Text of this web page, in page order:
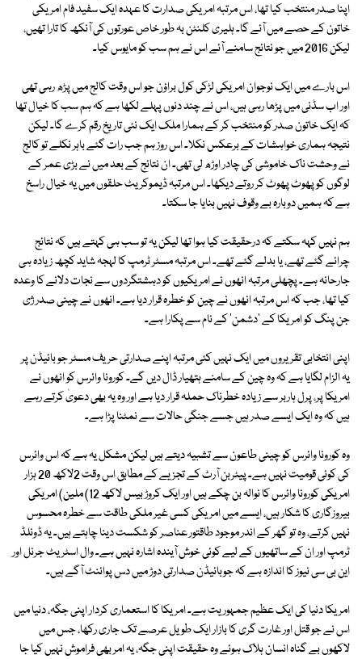
اپنا صدر منتخب کیا تھا، اس مرتبہ امریکی صدارت کا عہدہ ایک سفید فام امریکی
خاتون کے حصے میں آئے گا۔ ہلیری کلنٹن بہ طور خاص عورتوں کی آنکھ کا تارا تھیں،
لیکن 2016 میں جو نتائج سامنے آئے اس نے ہم سب کو مایوس کیا۔
اس بارے میں ایک نوجوان امریکی لڑکی کول براؤن جو اس وقت کالج میں پڑھ رہی تھی
اور اب سڈنی میں پڑھا رہی ہیں، اس نے چند دنوں پہلے لکھا ہے کہ ہم سب کا خیال تھا
کہ ایک خاتون صدر کو منتخب کر کے ہمارا ملک ایک نئی تاریخ رقم کرے گا۔ لیکن
نتیجہ ہماری خواہشات کے برعکس نکلا۔ اس روز ہم جب رات گئے باہر نکلے تو کالج
نے وحشت ناک خاموشی کی چادر اوڑھ لی تھی۔ ان نتائج کے بعد میں نے بڑی عمر کے
لوگوں کو پھوٹ پھوٹ کر روتے دیکھا۔ اس مرتبہ ڈیموکریٹ حلقوں میں یہ خیال راسخ
ہے کہ ہمیں دوبارہ بے وقوف نہیں بنایا جا سکتا۔
ہم نہیں کہہ سکتے کہ درحقیقت کیا ہوا تھا لیکن یہ تو سب ہی کہتے ہیں کہ نتائج
چرائے گئے تھے، یا بدلے گئے تھے۔ اس مرتبہ مسٹر ٹرمپ کا لہجہ شاید کچھ زیادہ ہی
جارحانہ ہے۔ پچھلی مرتبہ انھوں نے امریکیوں کو دہشتگردوں سے نجات دلانے کا وعدہ
کیا تھا، جب کہ اس مرتبہ انھوں نے چین کو خطرہ قرار دیا ہے۔ انھوں نے چینی صدر ژی
جن پنگ کو امریکا کے 'دشمن' کے نام سے پکارا ہے۔
اپنی انتخابی تقریروں میں ایک نہیں کئی مرتبہ اپنے صدارتی حریف مسٹر جو بائیڈن پر
یہ الزام لگایا ہے کہ وہ چین کے سامنے ہتھیار ڈال دیں گے۔ کورونا وائرس کو انھوں نے
امریکا پر، پرل ہاربر سے زیادہ خطرناک حملہ قرار دیا ہے اور وہ یہ بھی دعویٰ کرتے رہے
ہیں کہ وہ ایک ایسے صدر ہیں جسے جنگی حالات سے نمٹنا پڑا ہے۔
وہ کورونا وائرس کو چینی طاعون سے تشبیہ دیتے ہیں لیکن مشکل یہ ہے کہ اس وائرس
کی کوئی قومیت نہیں ہے۔ پیٹربن آرٹ کے تجزیے کے مطابق اس وقت 2لاکھ 20 ہزار
امریکی کورونا وائرس کا نوالہ بن چکے ہیں اور ایک کروڑ بیس لاکھ 12) ملین) امریکی
بیروزگاری کا شکار ہیں، ایسے میں امریکی کسی غیر ملکی طاقت سے خطرہ محسوس
نہیں کرتے، وہ تو گھر کے اندر موجود طاقتور عناصر کو شکست دینا چاہتے ہیں۔ یہ ڈونلڈ
ٹرمپ اور ان کے ساتھیوں کے لیے کوئی خوش آیندہ اشارہ نہیں ہے۔ وال اسٹریٹ جرنل اور
این بی سی نیوز کا اندازہ ہے کہ جوبائیڈن صدارتی دوڑ میں دس پوائنٹ آگے ہیں۔
امریکا دنیا کی ایک عظیم جمہوریت ہے۔ امریکا کا استعماری کردار اپنی جگہ، دنیا میں
اس نے جو قتل اور غارت گری کا بازار ایک طویل عرصے تک جاری رکھا، جس میں
لاکھوں بے گناہ انسان ہلاک ہوئے وہ حقیقت اپنی جگہ، یہ امر بھی فراموش نہیں کیا جا